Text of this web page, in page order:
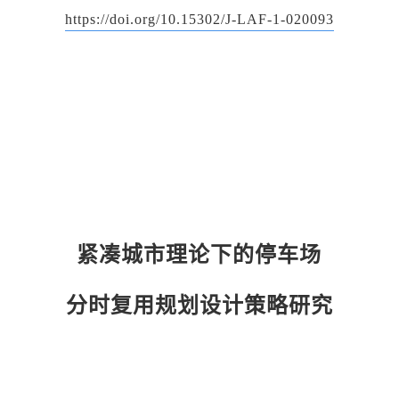
https://doi.org/10.15302/J-LAF-1-020093
紧凑城市理论下的停车场
分时复用规划设计策略研究